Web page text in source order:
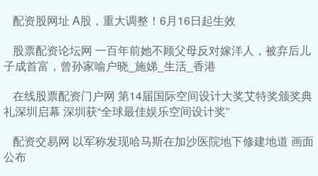
配资股网址 A股，重大调整！6月16日起生效
股票配资论坛网 一百年前她不顾父母反对嫁洋人，被弃后儿
子成首富，曾孙家喻户晓_施娣_生活_香港
在线股票配资门户网 第14届国际空间设计大奖艾特奖颁奖典
礼深圳启幕 深圳获“全球最佳娱乐空间设计奖”
配资交易网 以军称发现哈马斯在加沙医院地下修建地道 画面
公布